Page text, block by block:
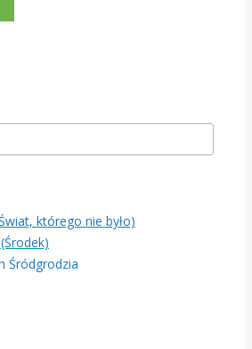
którego nie było)
Śródgrodzia